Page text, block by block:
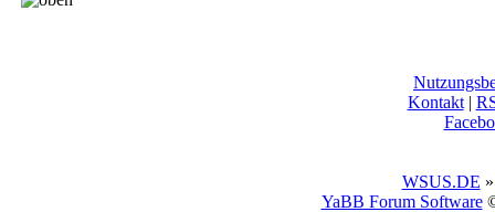
Kontakt|
WSUS.DE
YaBB Forum Software©